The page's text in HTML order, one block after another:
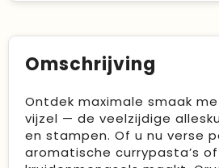
Omschrijving
Ontdek maximale smaak
vijzel — de veelzijdige
en stampen. Of u nu verse
aromatische currypasta’s